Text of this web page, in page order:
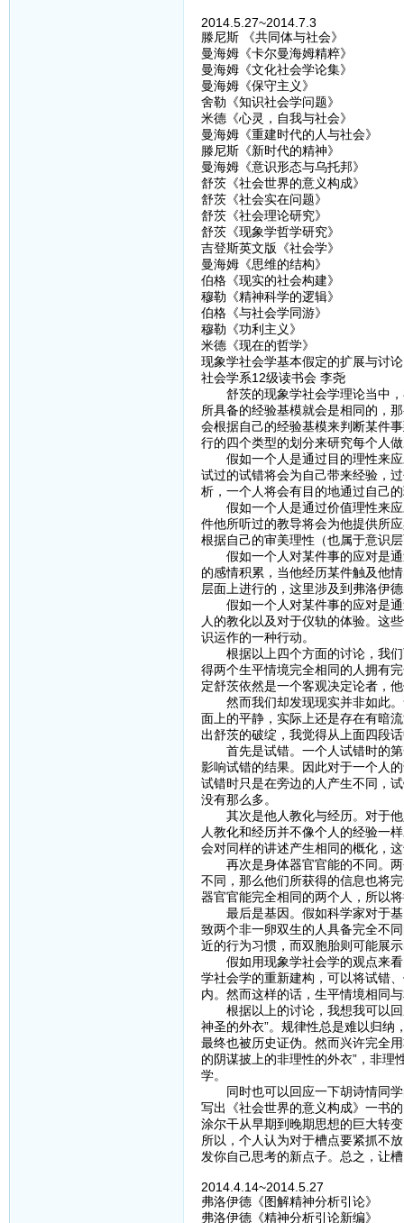
2014.5.27~2014.7.3
滕尼斯 《共同体与社会》
曼海姆《卡尔曼海姆精粹》
曼海姆《文化社会学论集》
曼海姆《保守主义》
舍勒《知识社会学问题》
米德《心灵，自我与社会》
曼海姆《重建时代的人与社会》
滕尼斯《新时代的精神》
曼海姆《意识形态与乌托邦》
舒茨《社会世界的意义构成》
舒茨《社会实在问题》
舒茨《社会理论研究》
舒茨《现象学哲学研究》
吉登斯英文版《社会学》
曼海姆《思维的结构》
伯格《现实的社会构建》
穆勒《精神科学的逻辑》
伯格《与社会学同游》
穆勒《功利主义》
米德《现在的哲学》
现象学社会学基本假定的扩展与讨论
社会学系12级读书会 李尧
舒茨的现象学社会学理论当中，
所具备的经验基模就会是相同的，
会根据自己的经验基模来判断某件
行的四个类型的划分来研究每个人
假如一个人是通过目的理性来应
试过的试错将会为自己带来经验，
析，一个人将会有目的地通过自己
假如一个人是通过价值理性来应
件他所听过的教导将会为他提供所
根据自己的审美理性（也属于意识
假如一个人对某件事的应对是通
的感情积累，当他经历某件触及他
层面上进行的，这里涉及到弗洛伊
假如一个人对某件事的应对是通
人的教化以及对于仪轨的体验。这
识运作的一种行动。
根据以上四个方面的讨论，我们
得两个生平情境完全相同的人拥有
定舒茨依然是一个客观决定论者，
然而我们却发现现实并非如此。
面上的平静，实际上还是存在有暗
出舒茨的破绽，我觉得从上面四段
首先是试错。一个人试错时的第
影响试错的结果。因此对于一个人
试错时只是在旁边的人产生不同，
没有那么多。
其次是他人教化与经历。对于他
人教化和经历并不像个人的经验一
会对同样的讲述产生相同的概化，
再次是身体器官官能的不同。两
不同，那么他们所获得的信息也将
器官官能完全相同的两个人，所以
最后是基因。假如科学家对于基
致两个非一卵双生的人具备完全不
近的行为习惯，而双胞胎则可能展
假如用现象学社会学的观点来看
学社会学的重新建构，可以将试错
内。然而这样的话，生平情境相同
根据以上的讨论，我想我可以回
神圣的外衣”。规律性总是难以归纳
最终也被历史证伪。然而兴许完全
的阴谋披上的非理性的外衣”，非
学。
同时也可以回应一下胡诗情同学
写出《社会世界的意义构成》一书
涂尔干从早期到晚期思想的巨大转
所以，个人认为对于槽点要紧抓不
发你自己思考的新点子。总之，让
2014.4.14~2014.5.27
弗洛伊德《图解精神分析引论》
弗洛伊德《精神分析引论新编》